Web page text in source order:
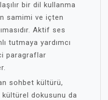
bir dil kullanma
samimi ve içten
Aktif ses
tutmaya yardımcı
paragraflar
sohbet kültürü,
dokusunu da